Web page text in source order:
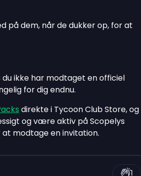
på dem, når de dukker op, for at
ikke har modtaget en officiel
for dig endnu.
direkte i Tycoon Club Store, og
og være aktiv på Scopelys
modtage en invitation.
1